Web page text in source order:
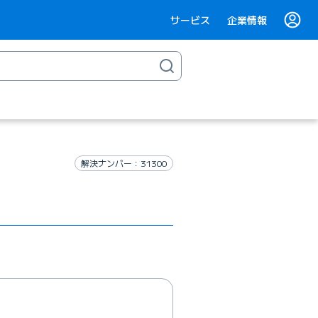
サービス 企業情報
解決ナンバー：31300